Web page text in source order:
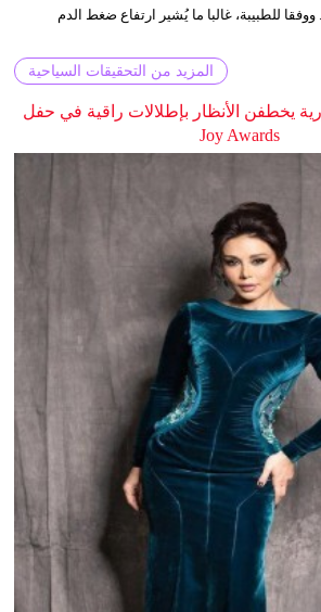
ووفقا للطبيبة، غالبا ما يُشير ارتفاع ضغط الدم
المزيد من التحقيقات السياحية
يخطفن الأنظار بإطلالات راقية في حفل
Joy Awards